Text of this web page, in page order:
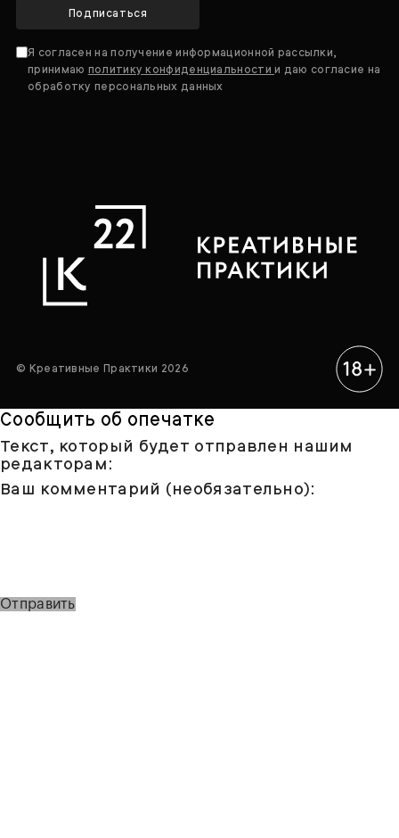
Подписаться
Я согласен на получение информационной рассылки,
принимаю политику конфиденциальностии даю согласие на
обработку персональных данных
© Креативные Практики 2026
Сообщить об опечатке
Текст, который будет отправлен нашим
редакторам:
Ваш комментарий (необязательно):
Отправить